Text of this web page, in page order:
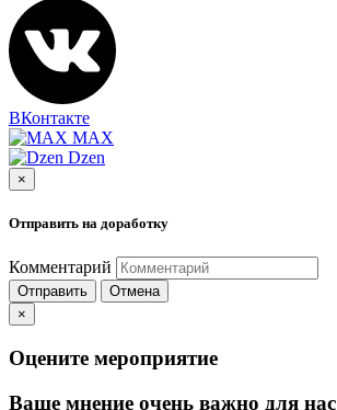
ВКонтакте
MAX
Dzen
×
Отправить на доработку
Комментарий
Отправить
Отмена
×
Оцените мероприятие
Ваше мнение очень важно для нас